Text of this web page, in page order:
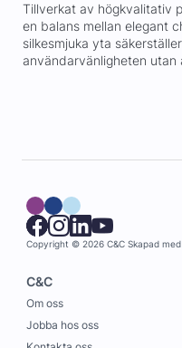
Tillverkat av högkvalitativ
en balans mellan elegant
silkesmjuka yta
användarvänligheten utan
Copyright © 2026 C&C Skapad med
C&C
Om oss
Jobba hos oss